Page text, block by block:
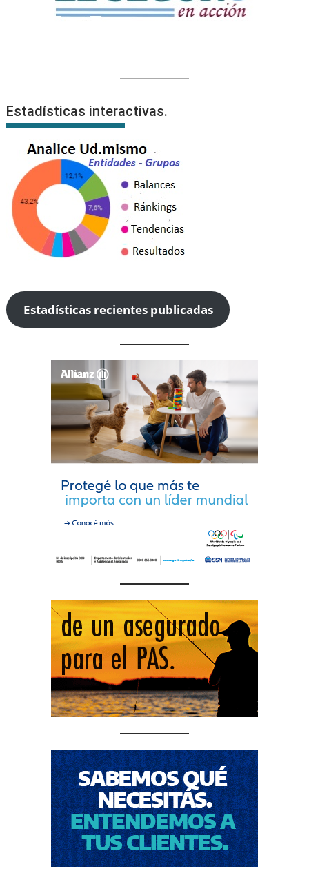
Estadísticas interactivas.
Estadísticas recientes publicadas